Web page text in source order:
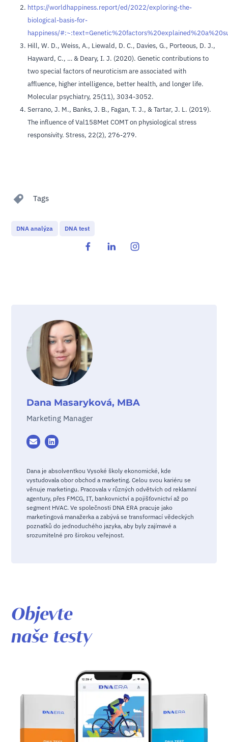
https://worldhappiness.report/ed/2022/exploring-the-
biological-basis-for-
happiness/
Hill, W. D., Weiss, A., Liewald, D. C., Davies, G., Porteous, D. J.,
Hayward, C., … & Deary, I. J. (2020). Genetic contributions to
two special factors of neuroticism are associated with
affluence, higher intelligence, better health, and longer life.
Molecular psychiatry, 25(11), 3034-3052.
Serrano, J. M., Banks, J. B., Fagan, T. J., & Tartar, J. L. (2019).
The influence of Val158Met COMT on physiological stress
responsivity. Stress, 22(2), 276-279.
Tags
DNA analýza DNA test
Dana Masaryková, MBA
Marketing Manager
Dana je absolventkou Vysoké školy ekonomické, kde
vystudovala obor obchod a marketing. Celou svou kariéru se
věnuje marketingu. Pracovala v různých odvětvích od reklamní
agentury, přes FMCG, IT, bankovnictví a pojišťovnictví až po
segment HVAC. Ve společnosti DNA ERA pracuje jako
marketingová manažerka a zabývá se transformací vědeckých
poznatků do jednoduchého jazyka, aby byly zajímavé a
srozumitelné pro širokou veřejnost.
Objevte
naše testy